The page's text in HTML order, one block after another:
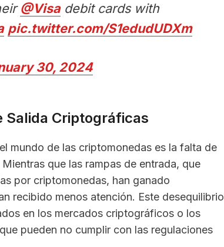
@Visadebit cards with
pic.twitter.com/S1edudUDXm
30, 2024
Salida Criptográficas
mundo de las criptomonedas es la falta de
que las rampas de entrada, que
por criptomonedas, han ganado
recibido menos atención. Este desequilibrio
en los mercados criptográficos o los
pueden no cumplir con las regulaciones